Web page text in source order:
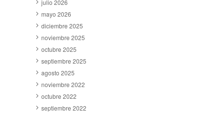
julio 2026
mayo 2026
diciembre 2025
noviembre 2025
octubre 2025
septiembre 2025
agosto 2025
noviembre 2022
octubre 2022
septiembre 2022